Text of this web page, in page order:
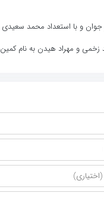
جوان و با استعداد محمد سعیدی
زخمی و مهراد هیدن به نام کمین